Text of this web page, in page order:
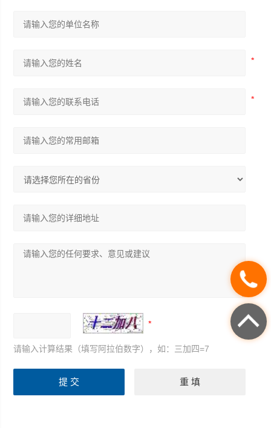
请输入计算结果（填写阿拉伯数字），如：三加四=7